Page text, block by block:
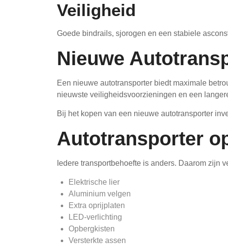
Veiligheid
Goede bindrails, sjorogen en een stabiele
Nieuwe
Een nieuwe autotransporter biedt maximale
nieuwste veiligheidsvoorzieningen en een
Bij het kopen van een nieuwe autotransporter
Autotransporter
Iedere transportbehoefte is anders. Daarom zijn
Elektrische lier
Aluminium velgen
Extra oprijplaten
LED-verlichting
Opbergkisten
Versterkte assen